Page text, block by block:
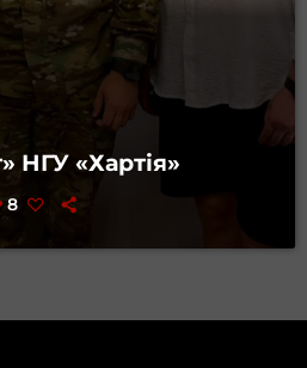
НГУ «Хартія»
8